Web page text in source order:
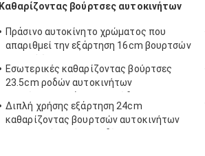
Καθαρίζοντας βούρτσες αυτοκινήτων
Πράσινο αυτοκίνητο χρώματος που
απαριθμεί την εξάρτηση 16cm βουρτσών
Εσωτερικές καθαρίζοντας βούρτσες
23.5cm ροδών αυτοκινήτων
Διπλή χρήσης εξάρτηση 24cm
καθαρίζοντας βουρτσών αυτοκινήτων